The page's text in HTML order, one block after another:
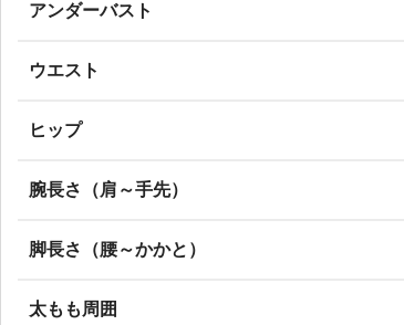
アンダーバスト
ウエスト
ヒップ
腕長さ（肩～手先）
脚長さ（腰～かかと）
太もも周囲